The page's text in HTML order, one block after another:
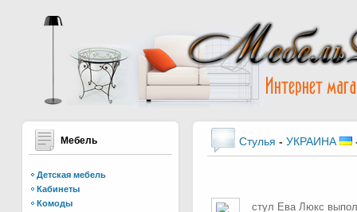
Мебель
Детская мебель
Кабинеты
Комоды
Стулья - УКРАИНА
стул Ева Люкс